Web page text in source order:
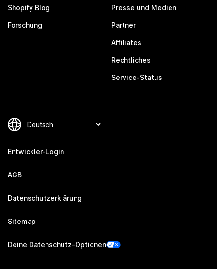
Shopify Blog
Forschung
Presse und Medien
Partner
Affiliates
Rechtliches
Service-Status
Entwickler-Login
AGB
Datenschutzerklärung
Sitemap
Deine Datenschutz-Optionen